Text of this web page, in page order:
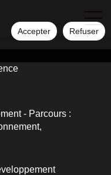
Accepter Refuser
- Parcours :